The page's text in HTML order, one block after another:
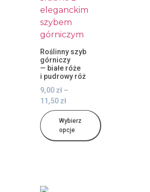
Roślinny szyb
górniczy
— białe róże
i pudrowy róż
9,00 zł –
11,50 zł
Wybierz
opcje